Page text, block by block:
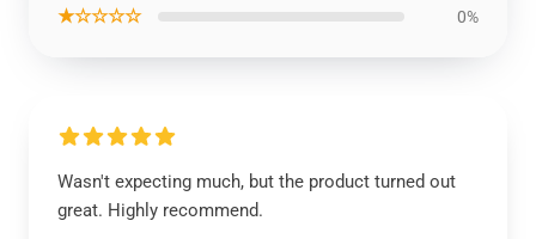
★☆☆☆☆ 0%
Wasn't expecting much, but the product turned out
great. Highly recommend.